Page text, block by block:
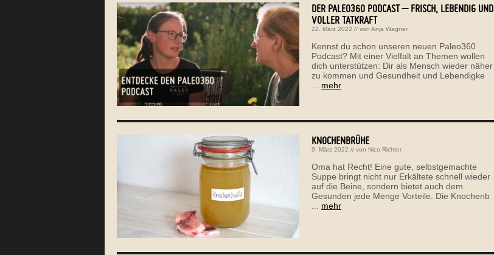
DER PALEO360 PODCAST – FRISCH, LEBENDIG UND
VOLLER TATKRAFT
22. März 2022 // von Anja Wagner
Kennst du schon unseren neuen Paleo360
Podcast? Mit einer Vielfalt an Themen wollen
dich unterstützen: Dir als Mensch wieder näher
zu kommen und Gesundheit und Lebendigke
mehr
KNOCHENBRÜHE
9. März 2022 // von Nico Richter
Oma hat Recht! Eine gute, selbstgemachte
Suppe bringt nicht nur Erkältete schnell wieder
auf die Beine, sondern bietet auch dem
Gesunden jede Menge Vorteile. Die Knochenb
mehr